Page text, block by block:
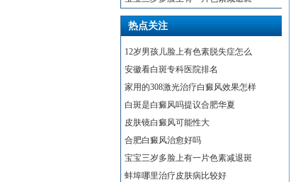
热点关注
12岁男孩儿脸上有色素脱失症怎么
安徽看白斑专科医院排名
家用的308激光治疗白癜风效果怎样
白斑是白癜风吗提议合肥华夏
皮肤镜白癜风可能性大
合肥白癜风治愈好吗
宝宝三岁多脸上有一片色素减退斑
蚌埠哪里治疗皮肤病比较好